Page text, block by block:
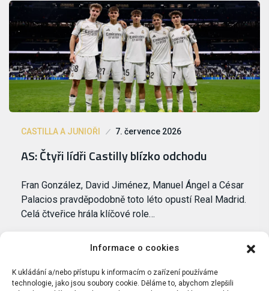
Informace o cookies
K ukládání a/nebo přístupu k informacím o zařízení používáme
technologie, jako jsou soubory cookie. Děláme to, abychom zlepšili
CASTILLA A JUNIOŘI 7. července 2026
AS: Čtyři lídři Castilly blízko odchodu
Fran González, David Jiménez, Manuel Ángel a César
Palacios pravděpodobně toto léto opustí Real Madrid.
Celá čtveřice hrála klíčové role…